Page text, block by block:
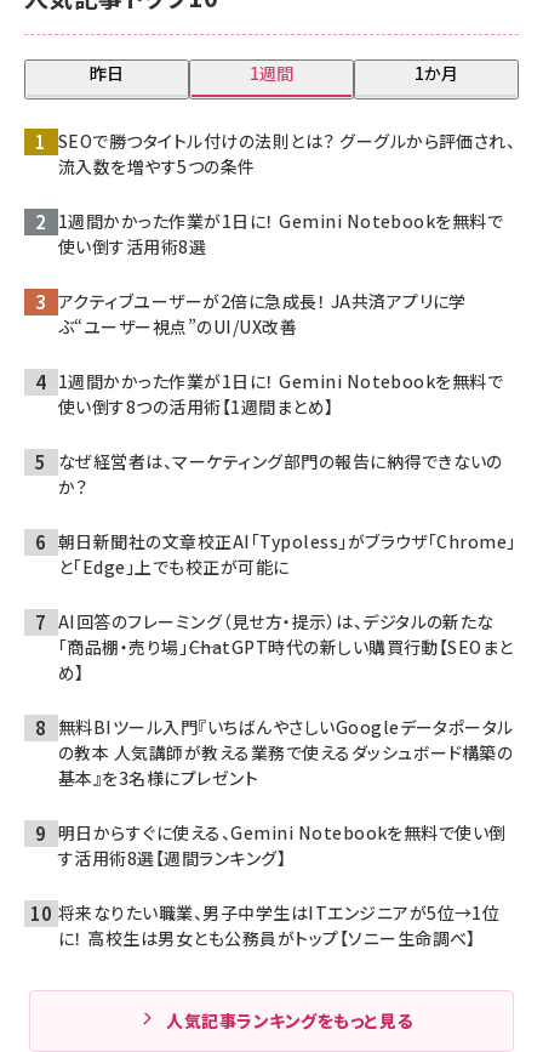
昨日 1週間 1か月
SEOで勝つタイトル付けの法則とは？ グーグルから評価され、
流入数を増やす5つの条件
1週間かかった作業が1日に！ Gemini Notebookを無料で
使い倒す活用術8選
アクティブユーザーが2倍に急成長！ JA共済アプリに学
ぶ“ユーザー視点”のUI/UX改善
1週間かかった作業が1日に！ Gemini Notebookを無料で
使い倒す8つの活用術【1週間まとめ】
なぜ経営者は、マーケティング部門の報告に納得できないの
か？
朝日新聞社の文章校正AI「Typoless」がブラウザ「Chrome」
と「Edge」上でも校正が可能に
AI回答のフレーミング（見せ方・提示）は、デジタルの新たな
「商品棚・売り場」――ChatGPT時代の新しい購買行動【SEOまと
め】
無料BIツール入門『いちばんやさしいGoogleデータポータル
の教本 人気講師が教える業務で使えるダッシュボード構築の
基本』を3名様にプレゼント
明日からすぐに使える、Gemini Notebookを無料で使い倒
す活用術8選【週間ランキング】
将来なりたい職業、男子中学生はITエンジニアが5位→1位
に！ 高校生は男女とも公務員がトップ【ソニー生命調べ】
人気記事ランキングをもっと見る